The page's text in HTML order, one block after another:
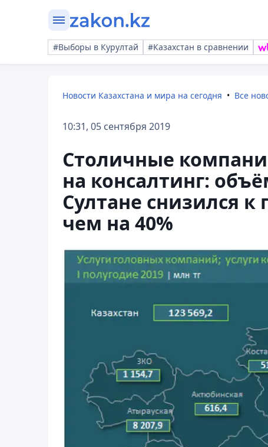
#Выборы в Курултай #Казахстан в сравнении
Новости Казахстана и мира на сегодня Все
10:31, 05 сентября 2019
Столичные
на консалтинг:
Султане снизился
чем на 40%